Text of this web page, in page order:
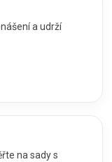
a udrží
na sady s